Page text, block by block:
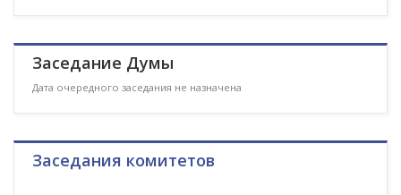
Заседание Думы
Дата очередного заседания не назначена
Заседания комитетов